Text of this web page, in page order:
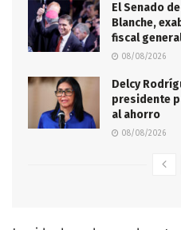
El Senado
Blanche,
fiscal
08/08/2026
Delcy
presidente
al ahorro
08/08/2026